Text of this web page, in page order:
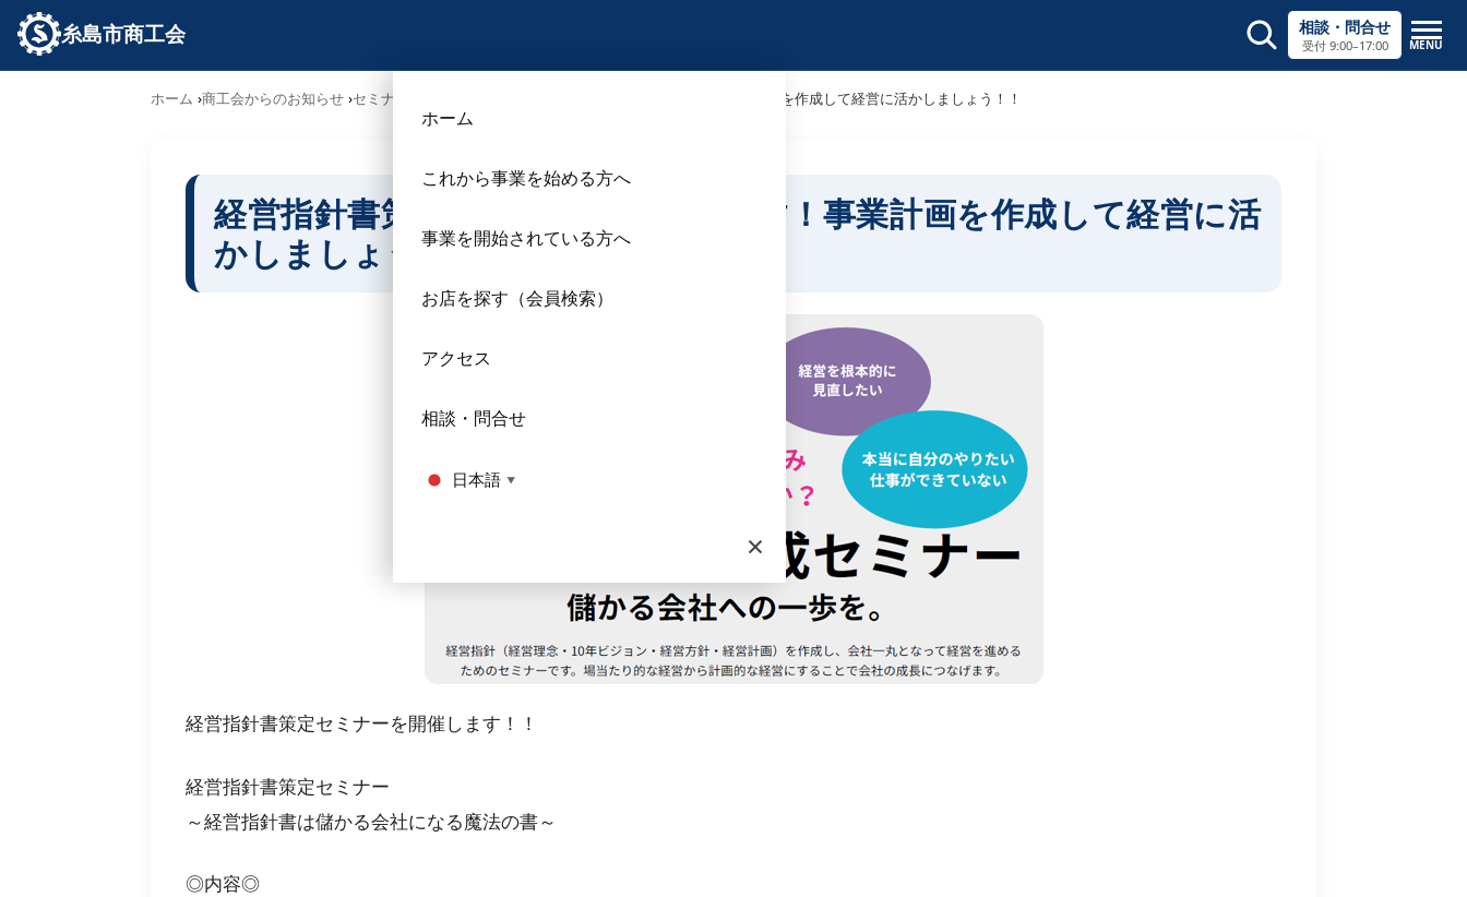
糸島市商工会 相談・問合せ
受付 9:00–17:00 MENU
ホーム
これから事業を始める方へ
事業を開始されている方へ
お店を探す（会員検索）
アクセス
相談・問合せ
日本語 ▼
×
ホーム 商工会からのお知らせ セミナー･勉強会 経営指針書策定セミナーを開催します！事業計画を作成して経営に活かしましょう！！
経営指針書策定セミナーを開催します！事業計画を作成して経営に活
かしましょう！！
経営指針書策定セミナーを開催します！！
経営指針書策定セミナー
～経営指針書は儲かる会社になる魔法の書～
◎内容◎